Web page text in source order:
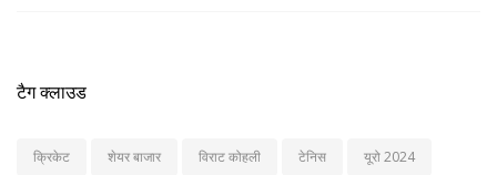
टैग क्लाउड
क्रिकेट शेयर बाजार विराट कोहली टेनिस यूरो 2024